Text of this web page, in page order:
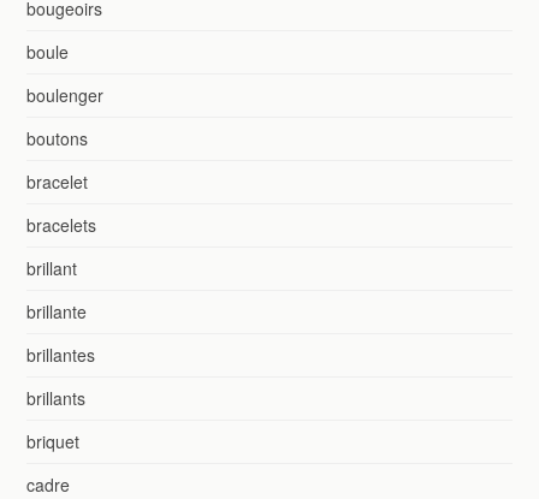
bougeoirs
boule
boulenger
boutons
bracelet
bracelets
brillant
brillante
brillantes
brillants
briquet
cadre